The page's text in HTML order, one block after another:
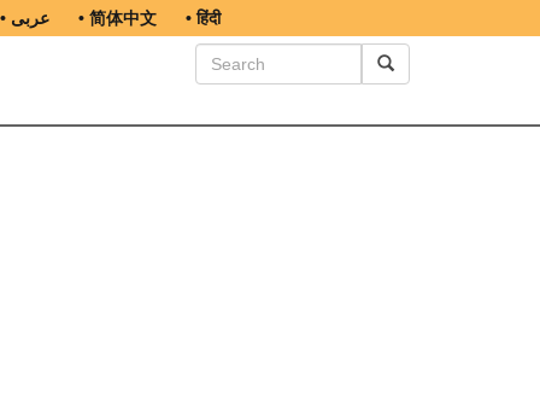
• عربى • 简体中文 • हिंदी